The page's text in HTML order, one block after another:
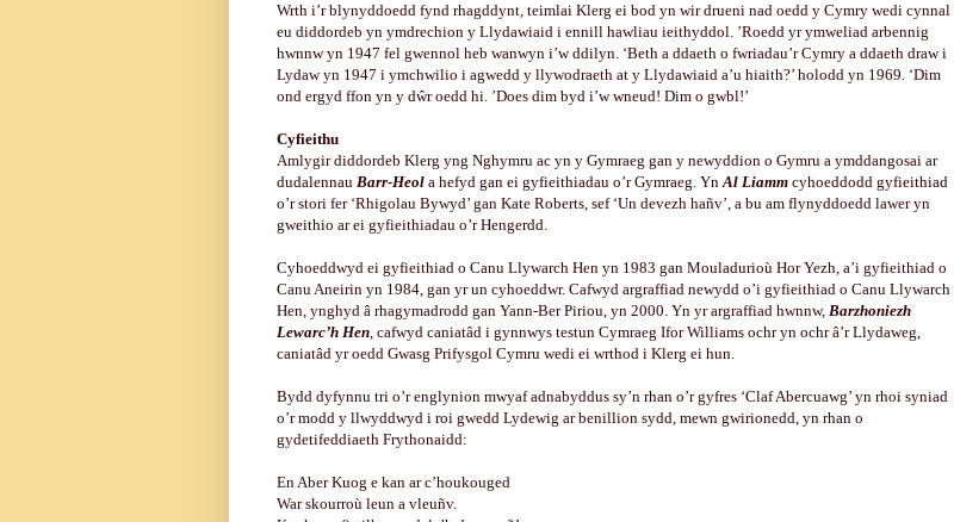
Wrth i’r blynyddoedd fynd rhagddynt, teimlai Klerg ei bod yn wir drueni nad oedd y Cymry wedi cynnal
eu diddordeb yn ymdrechion y Llydawiaid i ennill hawliau ieithyddol. ’Roedd yr ymweliad arbennig
hwnnw yn 1947 fel gwennol heb wanwyn i’w ddilyn. ‘Beth a ddaeth o fwriadau’r Cymry a ddaeth draw i
Lydaw yn 1947 i ymchwilio i agwedd y llywodraeth at y Llydawiaid a’u hiaith?’ holodd yn 1969. ‘Dim
ond ergyd ffon yn y dŵr oedd hi. ’Does dim byd i’w wneud! Dim o gwbl!’
Cyfieithu
Amlygir diddordeb Klerg yng Nghymru ac yn y Gymraeg gan y newyddion o Gymru a ymddangosai ar
dudalennau Barr-Heol a hefyd gan ei gyfieithiadau o’r Gymraeg. YnAl Liamm cyhoeddodd gyfieithiad
o’r stori fer ‘Rhigolau Bywyd’ gan Kate Roberts, sef ‘Un devezh hañv’, a bu am flynyddoedd lawer yn
gweithio ar ei gyfieithiadau o’r Hengerdd.
Cyhoeddwyd ei gyfieithiad o Canu Llywarch Hen yn 1983 gan Mouladurioù Hor Yezh, a’i gyfieithiad o
Canu Aneirin yn 1984, gan yr un cyhoeddwr. Cafwyd argraffiad newydd o’i gyfieithiad o Canu Llywarch
Hen, ynghyd â rhagymadrodd gan Yann-Ber Piriou, yn 2000. Yn yr argraffiad hwnnw, Barzhoniezh
Lewarc’h Hen, cafwyd caniatâd i gynnwys testun Cymraeg Ifor Williams ochr yn ochr â’r Llydaweg,
caniatâd yr oedd Gwasg Prifysgol Cymru wedi ei wrthod i Klerg ei hun.
Bydd dyfynnu tri o’r englynion mwyaf adnabyddus sy’n rhan o’r gyfres ‘Claf Abercuawg’ yn rhoi syniad
o’r modd y llwyddwyd i roi gwedd Lydewig ar benillion sydd, mewn gwirionedd, yn rhan o
gydetifeddiaeth Frythonaidd:
En Aber Kuog e kan ar c’houkouged
War skourroù leun a vleuñv.